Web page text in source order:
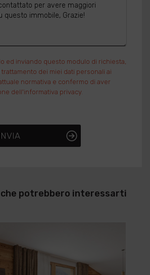
ed inviando questo modulo di richiesta,
trattamento dei miei dati personali ai
normativa e confermo di aver
dell'informativa privacy.
potrebbero interessarti